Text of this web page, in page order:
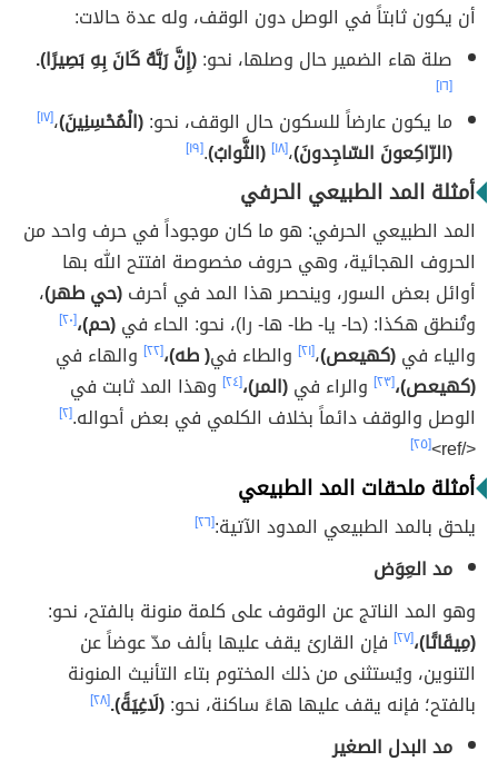
أن يكون ثابتاً في الوصل دون الوقف، وله عدة حالات:
صلة هاء الضمير حال وصلها، نحو:(إِنَّ رَبَّهُ كَانَ بِهِ بَصِيرًا).
[١٦]
ما يكون عارضاً للسكون حال الوقف، نحو:(الْمُحْسِنِينَ)،[١٧]
(الرّاكِعونَ السّاجِدونَ)،[١٨] (الثَّوابُ).[١٩]
أمثلة المد الطبيعي الحرفي
المد الطبيعي الحرفي: هو ما كان موجوداً في حرف واحد من
الحروف الهجائية، وهي حروف مخصوصة افتتح الله بها
أوائل بعض السور، وينحصر هذا المد في أحرف(حي طهر)،
وتُنطق هكذا: (حا- يا- طا- ها- را)، نحو: الحاء في(حم)،[٢٠]
والياء في(كهيعص)،[٢١] والطاء في( طه)،[٢٢]
والهاء في
(كهيعص)،[٢٣] والراء في(المر)،[٢٤]
وهذا المد ثابت في
الوصل والوقف دائماً بخلاف الكلمي في بعض أحواله.[٢]
</ref> [٢٥]
أمثلة ملحقات المد الطبيعي
يلحق بالمد الطبيعي المدود الآتية:[٢٦]
مد العِوَض
وهو المد الناتج عن الوقوف على كلمة منونة بالفتح، نحو:
(مِيقَاتًا)،[٢٧]
فإن القارئ يقف عليها بألف مدّ عوضاً عن
التنوين، ويُستثنى من ذلك المختوم بتاء التأنيث المنونة
بالفتح؛ فإنه يقف عليها هاءً ساكنة، نحو:(لَاغِيَةً).[٢٨]
مد البدل الصغير